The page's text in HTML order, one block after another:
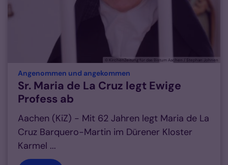
© KirchenZeitung für das Bistum Aachen / Stephan Johnen
Angenommen und angekommen
Sr. Maria de La Cruz legt Ewige
Profess ab
Aachen (KiZ) - Mit 62 Jahren legt Maria de La
Cruz Barquero-Martin im Dürener Kloster
Karmel ...